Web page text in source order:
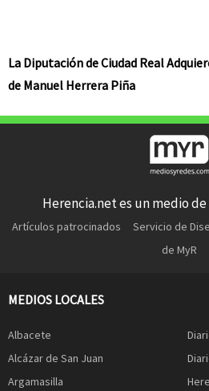
La Diputación de Ciudad Real
de Manuel Herrera Piña
Herencia.net es un medio de
Artículos patrocinados Servicio de
de MyR
MEDIOS LOCALES
Albacete
Alcázar de San Juan
Argamasilla